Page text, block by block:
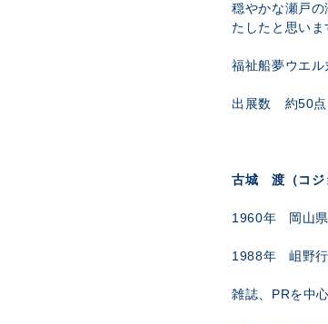
穏やかな瀬戸
たしたと思いま
福祉船夢ウエル
出展数 約50点
古城 渡（コジ
1960年 岡山県
1988年 岨野行
雑誌、PRを中